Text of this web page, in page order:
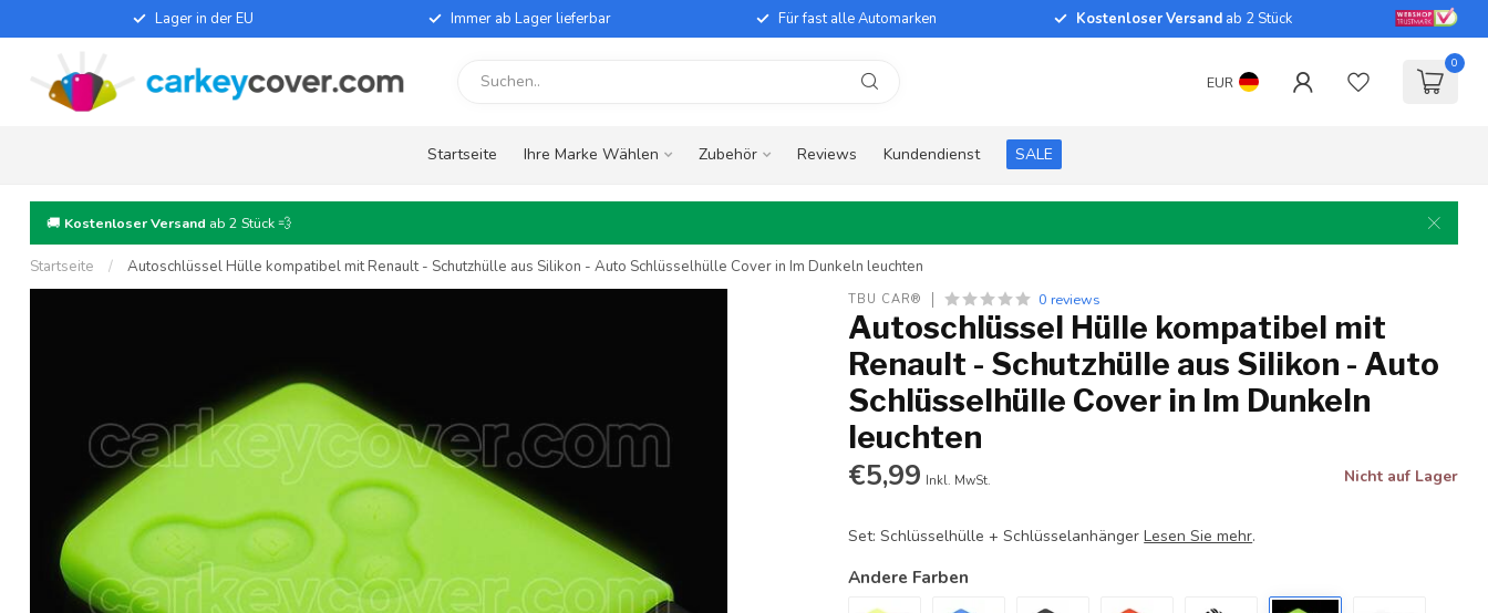
Lager in der EU Immer ab Lager lieferbar Für fast alle Automarken Kostenloser Versand ab 2 Stück
EUR
0
Startseite Ihre Marke Wählen Zubehör Reviews Kundendienst SALE
🚚 Kostenloser Versand ab 2 Stück 💨
Startseite / Autoschlüssel Hülle kompatibel mit Renault - Schutzhülle aus Silikon - Auto Schlüsselhülle Cover in Im Dunkeln leuchten
TBU CAR® 0 reviews
Autoschlüssel Hülle kompatibel mit
Renault - Schutzhülle aus Silikon - Auto
Schlüsselhülle Cover in Im Dunkeln
leuchten
€5,99 Inkl. MwSt. Nicht auf Lager
Set: Schlüsselhülle + SchlüsselanhängerLesen Sie mehr.
Andere Farben